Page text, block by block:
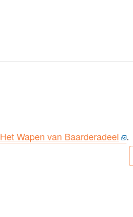
Het Wapen van Baarderadeel .